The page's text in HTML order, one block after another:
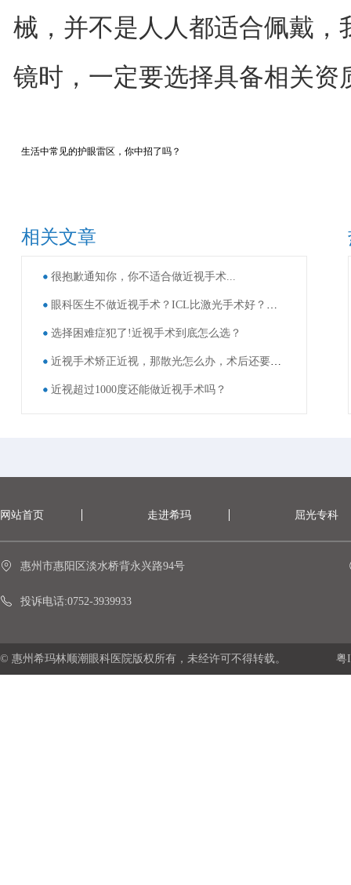
械，并不是人人都适合佩戴
镜时，一定要选择具备相关资
生活中常见的护眼雷区，你中招了吗？
相关文章
很抱歉通知你，你不适合做近视手术...
眼科医生不做近视手术？ICL比激光手术好？这些近视手术谣言，别再信了！
选择困难症犯了!近视手术到底怎么选？
近视手术矫正近视，那散光怎么办，术后还要戴眼镜吗？
近视超过1000度还能做近视手术吗？
网站首页 走进希玛 屈光专科
惠州市惠阳区淡水桥背永兴路94号
投诉电话:0752-3939933
© 惠州希玛林顺潮眼科医院版权所有，未经许可不得转载。 粤